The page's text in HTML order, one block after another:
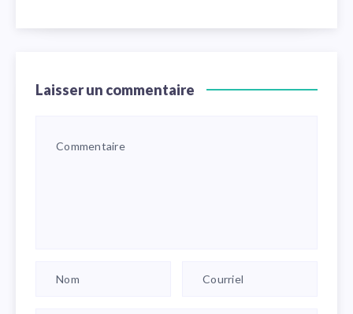
Laisser un commentaire